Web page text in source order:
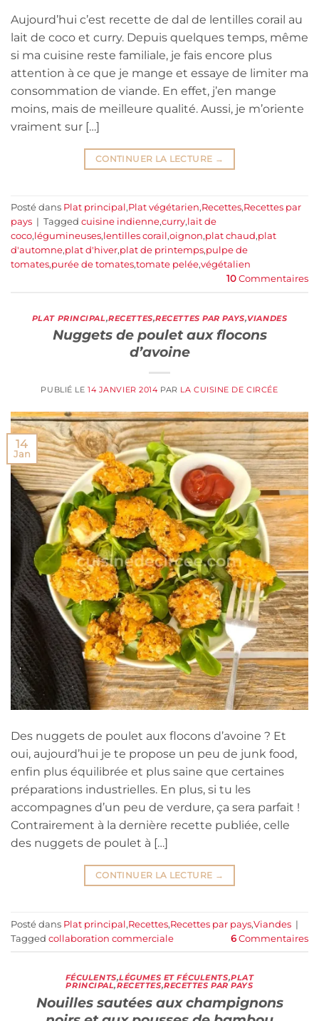
Aujourd’hui c’est recette de dal de lentilles corail au
lait de coco et curry. Depuis quelques temps, même
si ma cuisine reste familiale, je fais encore plus
attention à ce que je mange et essaye de limiter ma
consommation de viande. En effet, j’en mange
moins, mais de meilleure qualité. Aussi, je m’oriente
vraiment sur […]
CONTINUER LA LECTURE →
Posté dans Plat principal ,Plat végétarien,Recettes,Recettes par
pays | Tagged cuisine indienne,curry,lait de
coco,légumineuses,lentilles corail ,oignon,plat chaud,plat
d'automne,plat d'hiver,plat de printemps,pulpe de
tomates,purée de tomates,tomate pelée,végétalien
10 Commentaires
PLAT PRINCIPAL,RECETTES,RECETTES PAR PAYS,VIANDES
Nuggets de poulet aux flocons
d’avoine
PUBLIÉ LE14 JANVIER 2014 PAR LA CUISINE DE CIRCÉE
14
Jan
Des nuggets de poulet aux flocons d’avoine ? Et
oui, aujourd’hui je te propose un peu de junk food,
enfin plus équilibrée et plus saine que certaines
préparations industrielles. En plus, si tu les
accompagnes d’un peu de verdure, ça sera parfait !
Contrairement à la dernière recette publiée, celle
des nuggets de poulet à […]
CONTINUER LA LECTURE →
Posté dans Plat principal,Recettes,Recettes par pays,Viandes |
Tagged collaboration commerciale 6 Commentaires
FÉCULENTS,LÉGUMES ET FÉCULENTS,PLAT
PRINCIPAL,RECETTES,RECETTES PAR PAYS
Nouilles sautées aux champignons